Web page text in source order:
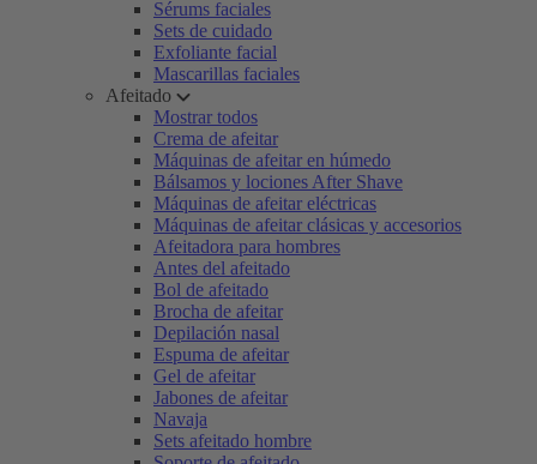
Sérums faciales
Sets de cuidado
Exfoliante facial
Mascarillas faciales
Afeitado
Mostrar todos
Crema de afeitar
Máquinas de afeitar en húmedo
Bálsamos y lociones After Shave
Máquinas de afeitar eléctricas
Máquinas de afeitar clásicas y accesorios
Afeitadora para hombres
Antes del afeitado
Bol de afeitado
Brocha de afeitar
Depilación nasal
Espuma de afeitar
Gel de afeitar
Jabones de afeitar
Navaja
Sets afeitado hombre